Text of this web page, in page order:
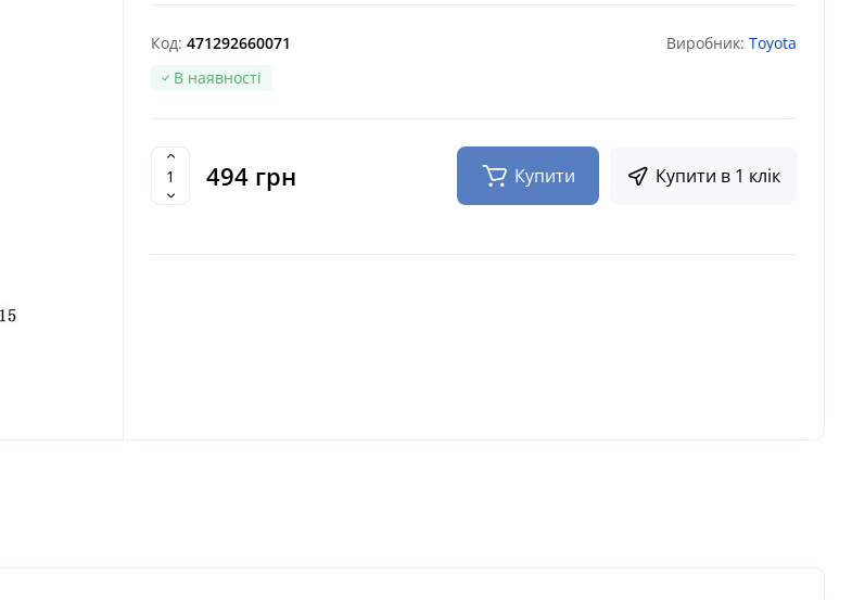
Код: 471292660071 Виробник: Toyota
В наявності
494 грн Купити Купити в 1 клік